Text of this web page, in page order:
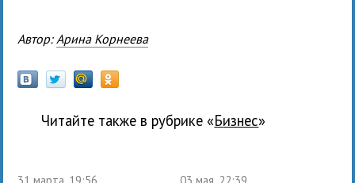
Автор: Арина Корнеева
Читайте также в рубрике « бизнес»
31 марта, 19:56 03 мая, 22:39